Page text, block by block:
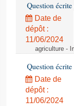
Question
Date de
dépôt :
11/06/2024
agriculture -
Question
Date de
dépôt :
11/06/2024